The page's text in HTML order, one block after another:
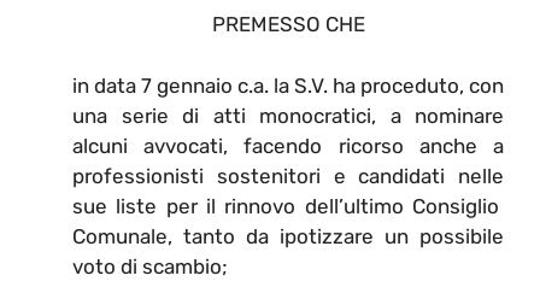
PREMESSO CHE
in data 7 gennaio c.a. la S.V. ha proceduto, con
una serie di atti monocratici, a nominare
alcuni avvocati, facendo ricorso anche a
professionisti sostenitori e candidati nelle
sue liste per il rinnovo dell’ultimo Consiglio
Comunale, tanto da ipotizzare un possibile
voto di scambio;